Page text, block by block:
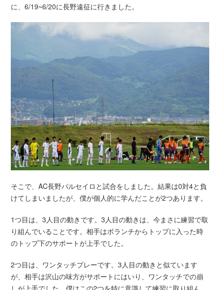
に、6/19~6/20に長野遠征に行きました。
そこで、AC長野パルセイロと試合をしました。結果は0対4と負
けてしまいましたが、僕が個人的に学んだことが2つあります。
1つ目は、3人目の動きです。3人目の動きは、今まさに練習で取
り組んでいることです。相手はボランチからトップに入った時
のトップ下のサポートが上手でした。
2つ目は、ワンタッチプレーです。3人目の動きと似ています
が、相手は沢山の味方がサポートにはいり、ワンタッチでの崩